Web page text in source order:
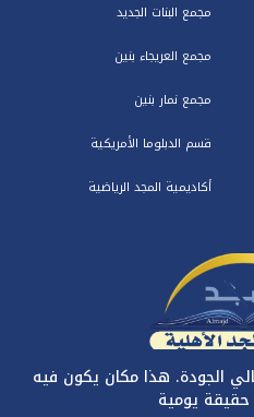
مجمع البنات الجديد
مجمع العريجاء بنين
مجمع نمار بنين
قسم الدبلوما الأمريكية
أكاديمية المجد الرياضية
الجودة. هذا مكان يكون فيه
حقيقة يومية